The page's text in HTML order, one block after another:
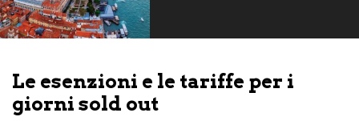
Le esenzioni e le tariffe per i
giorni sold out